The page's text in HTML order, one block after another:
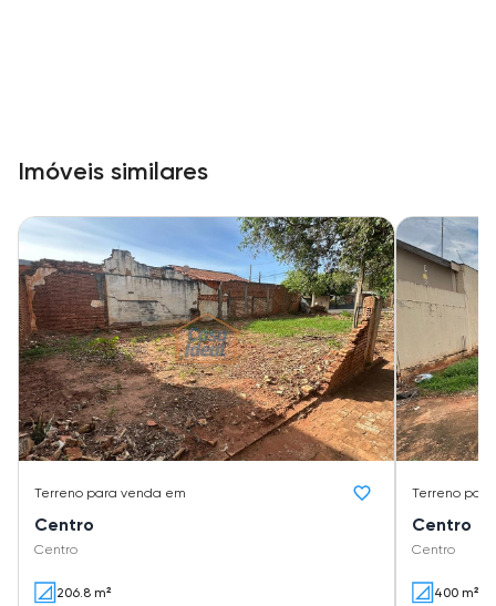
Imóveis similares
Terreno para venda em
Centro
Centro
206.8 m²
Terreno
Centro
Centro
400 m²